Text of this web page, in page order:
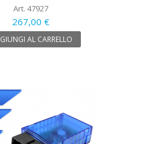
Art. 47927
267,00 €
AL CARRELLO